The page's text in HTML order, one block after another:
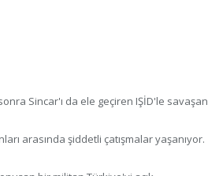
Sincar'ı da ele geçiren IŞİD'le savaşan
arasında şiddetli çatışmalar yaşanıyor.